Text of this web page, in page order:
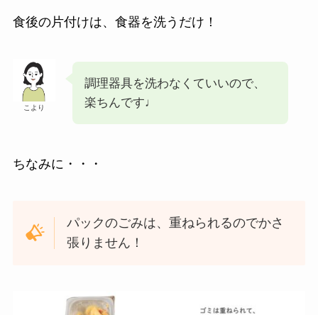
食後の片付けは、食器を洗うだけ！
こより
調理器具を洗わなくていいので、
楽ちんです♩
ちなみに・・・
パックのごみは、重ねられるのでかさ
張りません！